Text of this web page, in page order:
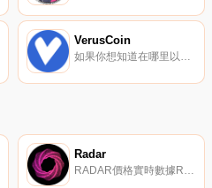
VerusCoin
如果你想知道在哪里以當前價格購買VerusCoin,目前交易{VerusCoin]股票的頂級加密貨幣交易所是BitGlobal、STEX、Graviex和SafeTrade。您可以在我們的加密貨幣交易所頁面上找到其他列表.
Radar